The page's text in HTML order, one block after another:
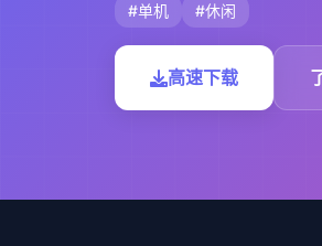
#单机 #休闲
高速下载